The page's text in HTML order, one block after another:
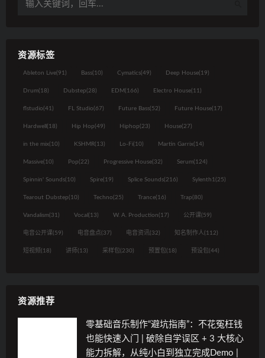
资源标签
Ableton Live(91) Bass(10) Cymatics(49) Deep House(19)
Drum(18) Dubstep(28) EDM(166) Electro House(11)
flstudio(41) FL Studio(67) Future Bass(52) Future House(17)
Hardwell (18) Hip Hop(49) Hiphop(23) House(27)
in the mix(10) KSHMR(13) Lo-Fi(10) Martin Garrix(14)
Massive(10) Pop(22) Progressive House(32) Serum(124)
Spinnin' Sounds(10) Spire(19) Splice Sounds(216) Sylenth1(25)
Tearout Dubstep(10) Techno(25) Trance(16) Trap(80)
Vandalism(31) Vocal (13) W. A. Production(17) 公开课(59)
电音公开课(59) 电音盘点(37) 电音资讯(32) 知名制作人(112)
短视频 (18) 讲师(13) 采样包(230) 预置包(18) 预设包(44)
资源推荐
零基础音乐制作“避坑指南”：不花冤枉钱
也能快速入门 | 破除自学误区 + 3 大核心
能力拆解，从纯小白到独立完成Demo |